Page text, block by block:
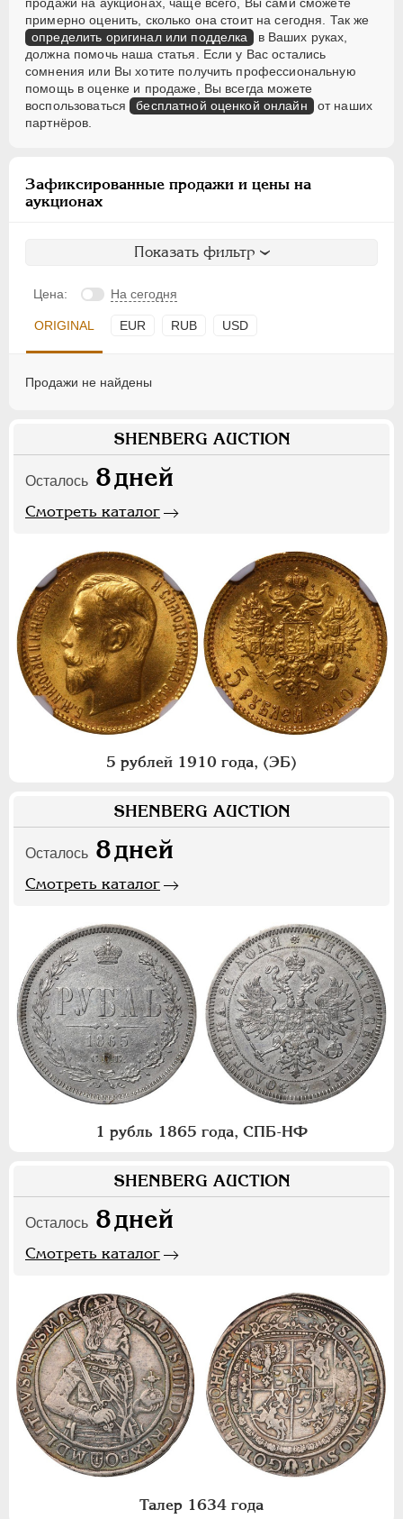
продажи на аукционах, чаще всего, Вы сами сможете
примерно оценить, сколько она стоит на сегодня. Так же
определить оригинал или подделка
в Ваших руках,
должна помочь наша статья. Если у Вас остались
сомнения или Вы хотите получить профессиональную
помощь в оценке и продаже, Вы всегда можете
воспользоваться бесплатной оценкой онлайн от наших
партнёров.
Зафиксированные продажи и цены на
аукционах
Показать фильтр
Цена: На сегодня
ORIGINAL EUR RUB USD
Продажи не найдены
SHENBERG AUCTION
Осталось 8дней
Смотреть каталог
5 рублей 1910 года, (ЭБ)
SHENBERG AUCTION
Осталось 8дней
Смотреть каталог
1 рубль 1865 года, СПБ-НФ
SHENBERG AUCTION
Осталось 8дней
Смотреть каталог
Талер 1634 года